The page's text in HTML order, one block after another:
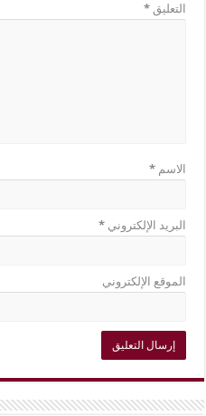
التعليق*
الاسم*
البريد الإلكتروني*
الموقع الإلكتروني